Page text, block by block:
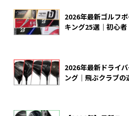
2026年最新ゴルフ
キング25選｜初心
2026年最新ドライ
ング｜飛ぶクラブの